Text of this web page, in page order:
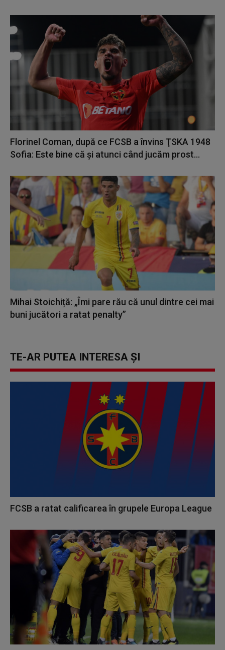
Florinel Coman, după ce FCSB a învins ŢSKA 1948
Sofia: Este bine că şi atunci când jucăm prost...
Mihai Stoichiță: „Îmi pare rău că unul dintre cei mai
buni jucători a ratat penalty”
TE-AR PUTEA INTERESA ȘI
FCSB a ratat calificarea în grupele Europa League